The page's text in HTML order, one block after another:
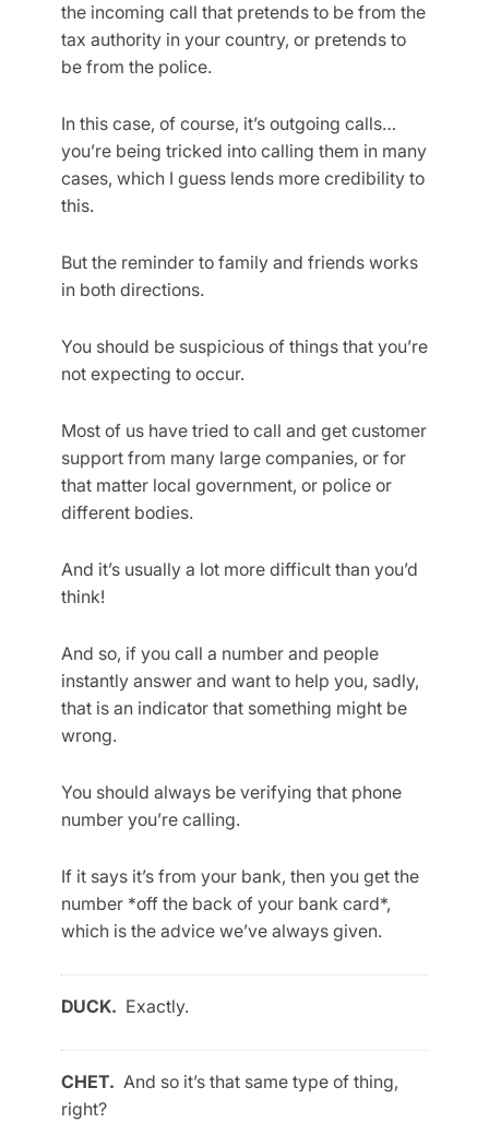
the incoming call that pretends to be from the
tax authority in your country, or pretends to
be from the police.
In this case, of course, it’s outgoing calls…
you’re being tricked into calling them in many
cases, which I guess lends more credibility to
this.
But the reminder to family and friends works
in both directions.
You should be suspicious of things that you’re
not expecting to occur.
Most of us have tried to call and get customer
support from many large companies, or for
that matter local government, or police or
different bodies.
And it’s usually a lot more difficult than you’d
think!
And so, if you call a number and people
instantly answer and want to help you, sadly,
that is an indicator that something might be
wrong.
You should always be verifying that phone
number you’re calling.
If it says it’s from your bank, then you get the
number *off the back of your bank card*,
which is the advice we’ve always given.
DUCK. Exactly.
CHET. And so it’s that same type of thing,
right?